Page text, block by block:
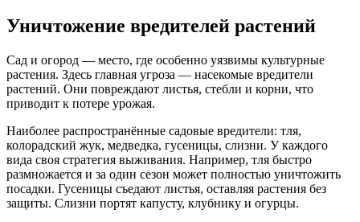
Уничтожение вредителей растений
Сад и огород — место, где особенно уязвимы культурные
растения. Здесь главная угроза — насекомые вредители
растений. Они повреждают листья, стебли и корни, что
приводит к потере урожая.
Наиболее распространённые садовые вредители: тля,
колорадский жук, медведка, гусеницы, слизни. У каждого
вида своя стратегия выживания. Например, тля быстро
размножается и за один сезон может полностью уничтожить
посадки. Гусеницы съедают листья, оставляя растения без
защиты. Слизни портят капусту, клубнику и огурцы.